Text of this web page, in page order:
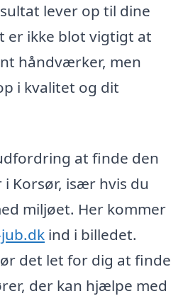
lever op til dine
er ikke blot vigtigt at
håndværker, men
i kvalitet og dit
at finde den
Korsør, især hvis du
miljøet. Her kommer
ind i billedet.
det let for dig at finde
der kan hjælpe med